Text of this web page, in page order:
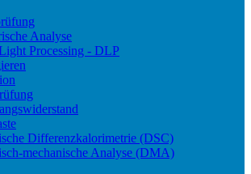
Analyse
Processing - DLP
Differenzkalorimetrie (DSC)
mechanische Analyse (DMA)